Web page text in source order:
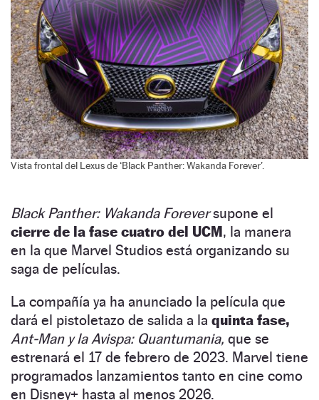
Vista frontal del Lexus de ‘Black Panther: Wakanda Forever’.
Black Panther: Wakanda Foreversupone el
cierre de la fase cuatro del UCM, la manera
en la que Marvel Studios está organizando su
saga de películas.
La compañía ya ha anunciado la película que
dará el pistoletazo de salida a la quinta fase,
Ant-Man y la Avispa: Quantumania, que se
estrenará el 17 de febrero de 2023. Marvel tiene
programados lanzamientos tanto en cine como
en Disney+ hasta al menos 2026.